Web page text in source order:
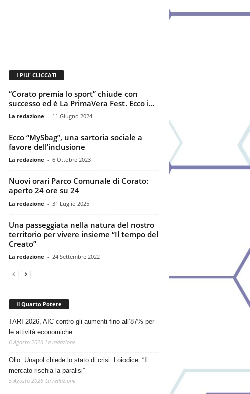
I PIU' CLICCATI
“Corato premia lo sport” chiude con
successo ed è La PrimaVera Fest. Ecco i...
La redazione - 11 Giugno 2024
Ecco “MySbag”, una sartoria sociale a
favore dell’inclusione
La redazione - 6 Ottobre 2023
Nuovi orari Parco Comunale di Corato:
aperto 24 ore su 24
La redazione - 31 Luglio 2025
Una passeggiata nella natura del nostro
territorio per vivere insieme “Il tempo del
Creato”
La redazione - 24 Settembre 2022
Il Quarto Potere
TARI 2026, AIC contro gli aumenti fino all’87% per
le attività economiche
6 Agosto 2026 La redazione
Olio: Unapol chiede lo stato di crisi. Loiodice: “Il
mercato rischia la paralisi”
5 Agosto 2026 La redazione